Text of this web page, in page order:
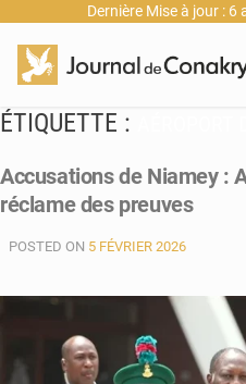
Dernière Mise à jour :
ÉTIQUETTE :
Accusations de Niamey :
réclame des preuves
POSTED ON 5 FÉVRIER 2026